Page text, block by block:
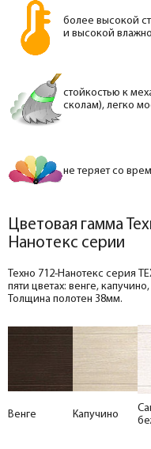
более высокой
и высокой
стойкостью к
сколам), легко
не теряет со
Цветовая гамма
Нанотекс серии
Техно 712-Нанотекс серия
пяти цветах: венге,
Толщина полотен 38мм.
Венге Капучино